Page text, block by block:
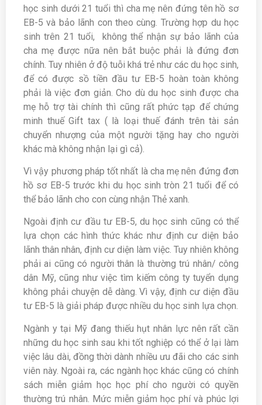
học sinh dưới 21 tuổi thì cha mẹ nên đứng tên hồ sơ
EB-5 và bảo lãnh con theo cùng. Trường hợp du học
sinh trên 21 tuổi, không thể nhận sự bảo lãnh của
cha mẹ được nữa nên bắt buộc phải là đứng đơn
chính. Tuy nhiên ở độ tuỗi khá trẻ như các du học sinh,
để có được sồ tiền đầu tư EB-5 hoàn toàn không
phải là việc đơn giản. Cho dù du học sinh được cha
mẹ hỗ trợ tài chính thì cũng rất phức tạp để chứng
minh thuế Gift tax ( là loại thuế đánh trên tài sản
chuyển nhượng của một người tặng hay cho người
khác mà không nhận lại gì cả).
Vì vậy phương pháp tốt nhất là cha mẹ nên đứng đơn
hồ sơ EB-5 trước khi du học sinh tròn 21 tuổi để có
thể bảo lãnh cho con cùng nhận Thẻ xanh.
Ngoài định cư đầu tư EB-5, du học sinh cũng có thể
lựa chọn các hình thức khác như định cư diện bảo
lãnh thân nhân, định cư diện làm việc. Tuy nhiên không
phải ai cũng có người thân là thường trú nhân/ công
dân Mỹ, cũng như việc tìm kiếm công ty tuyển dụng
không phải chuyện dễ dàng. Vì vậy, định cư diện đầu
tư EB-5 là giải pháp được nhiều du học sinh lựa chọn.
Ngành y tại Mỹ đang thiếu hụt nhân lực nên rất cần
những du học sinh sau khi tốt nghiệp có thể ở lại làm
việc lâu dài, đồng thời dành nhiều ưu đãi cho các sinh
viên này. Ngoài ra, các ngành học khác cũng có chính
sách miễn giảm học học phí cho người có quyền
thường trú nhân. Mức miễn giảm học phí và phúc lợi